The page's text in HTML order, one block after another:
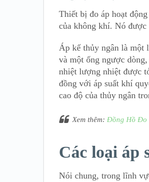
Thiết bị đo áp hoạt
của không khí. Nó được
Áp kế thủy ngân là một
và một ống ngược
nhiệt lượng nhiệt được
đồng với áp suất khí
cao độ của thủy ngân
Xem thêm:Đồng Hồ Đo
Các loại áp
Nói chung, trong lĩnh